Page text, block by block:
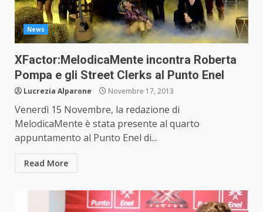
News
XFactor:MelodicaMente incontra Roberta
Pompa e gli Street Clerks al Punto Enel
Lucrezia Alparone Novembre 17, 2013
Venerdì 15 Novembre, la redazione di
MelodicaMente è stata presente al quarto
appuntamento al Punto Enel di...
Read More